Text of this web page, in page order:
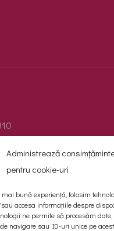
Administrează
pentru cookie-uri
mai bună experiență, folosim
accesa informațiile despre
ne permite să procesăm
navigare sau ID-uri unice pe
2, Valea Lupului, județul